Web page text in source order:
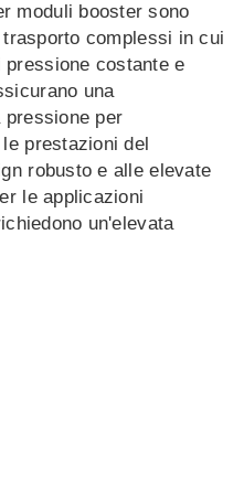
moduli booster sono
complessi in cui
costante e
una
per
prestazioni del
robusto e alle elevate
le applicazioni
un'elevata